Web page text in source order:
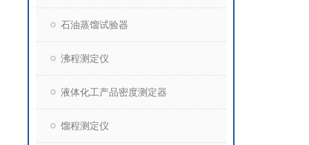
石油蒸馏试验器
沸程测定仪
液体化工产品密度测定器
馏程测定仪